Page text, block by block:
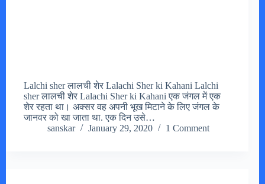
Lalchi sher लालची शेर Lalachi Sher ki Kahani Lalchi
sher लालची शेर Lalachi Sher ki Kahani एक जंगल में एक
शेर रहता था। अक्सर वह अपनी भूख मिटाने के लिए जंगल के
जानवर को खा जाता था. एक दिन उसे…
sanskar
January 29, 2020 1 Comment